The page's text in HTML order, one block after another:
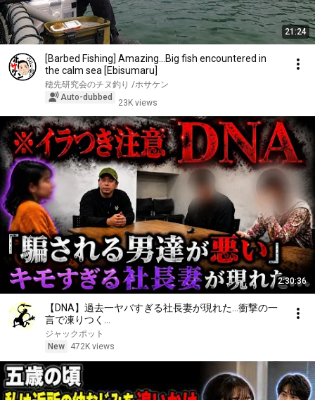
21:24
[Barbed Fishing] Amazing...Big fish encountered in
the calm sea [Ebisumaru]
穂先研究会のチヌ釣り /ホサケン
Auto-dubbed
23K views
2:30:36
【DNA】過去一ヤバすぎる社長妻が現れた…衝撃の一
言で凍りつく…
ジャックポット
New
472K views